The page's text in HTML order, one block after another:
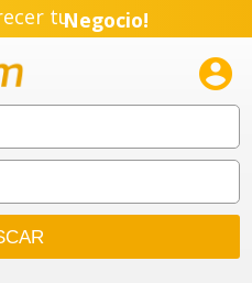
tuNegocio!
Emprendimiento!
